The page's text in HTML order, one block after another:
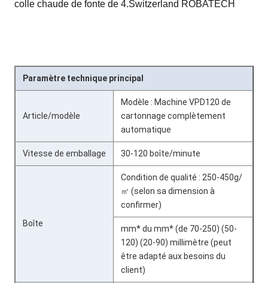
colle chaude de fonte de 4.Switzerland ROBATECH
Paramètre technique principal
Article/modèle
Modèle : Machine VPD120 de
cartonnage complètement
automatique
Vitesse de emballage 30-120 boîte/minute
Boîte
Condition de qualité : 250-450g/
㎡ (selon sa dimension à
confirmer)
mm* du mm* (de 70-250) (50-
120) (20-90) millimètre (peut
être adapté aux besoins du
client)